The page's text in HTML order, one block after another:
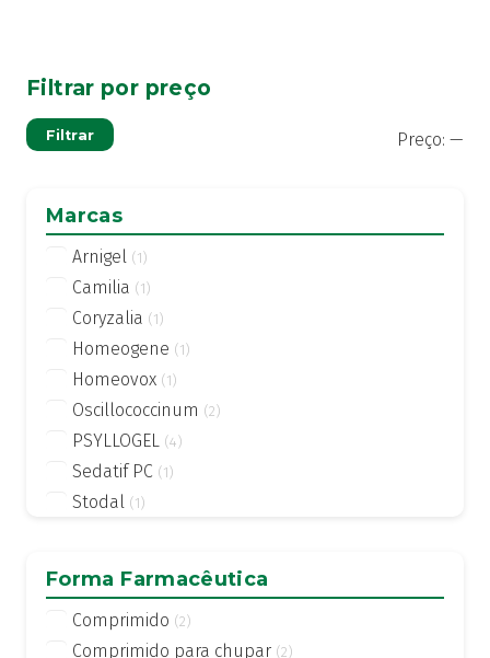
Filtrar por preço
Filtrar Preço: —
Marcas
Arnigel (1)
Camilia (1)
Coryzalia (1)
Homeogene (1)
Homeovox (1)
Oscillococcinum (2)
PSYLLOGEL (4)
Sedatif PC (1)
Stodal (1)
Forma Farmacêutica
Comprimido (2)
Comprimido para chupar (2)